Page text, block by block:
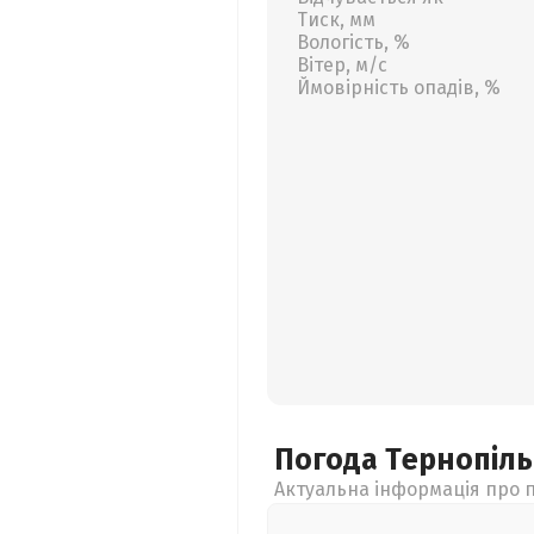
Тиск, мм
Вологість, %
Вітер, м/с
Ймовірність опадів, %
Погода
Актуальна інформація про